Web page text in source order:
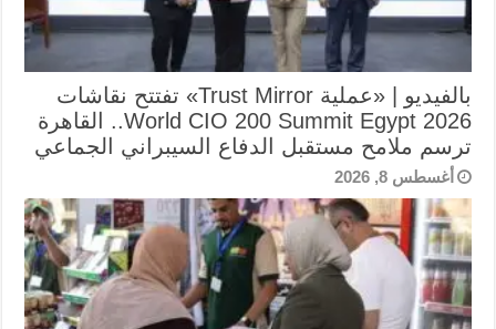
بالفيديو | «عملية Trust Mirror» تفتتح نقاشات
World CIO 200 Summit Egypt 2026.. القاهرة
ترسم ملامح مستقبل الدفاع السيبراني الجماعي
أغسطس 8, 2026